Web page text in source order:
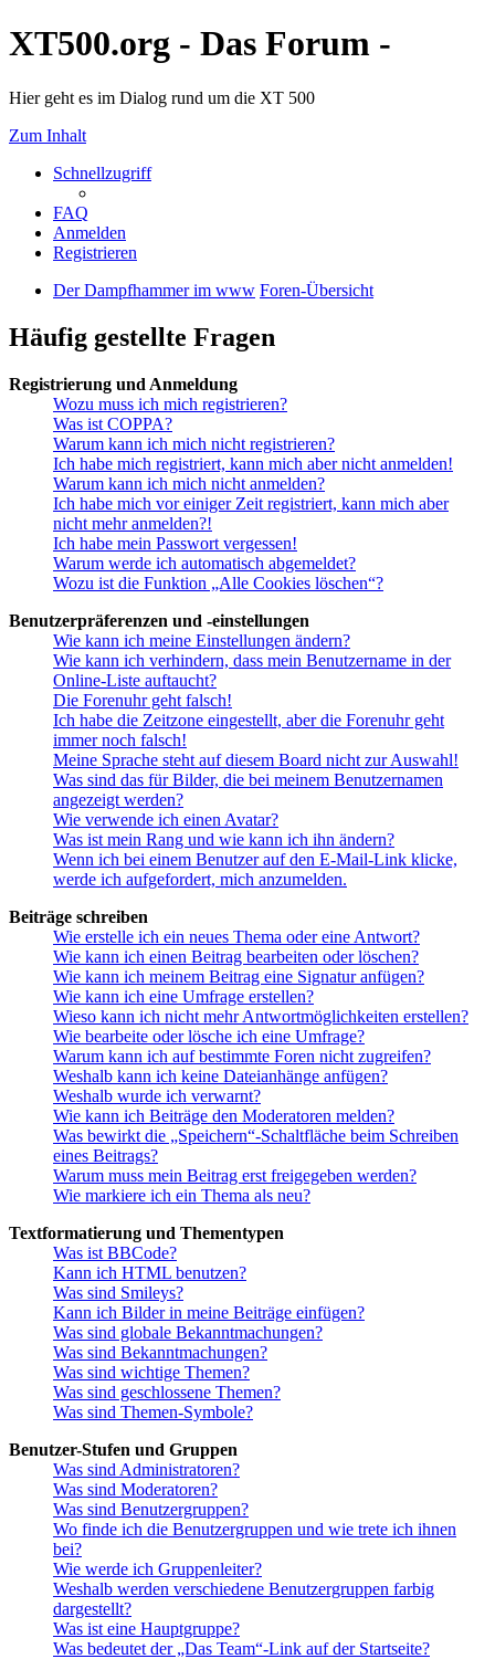
XT500.org - Das Forum -
Hier geht es im Dialog rund um die XT 500
Zum Inhalt
Schnellzugriff
FAQ
Anmelden
Registrieren
Der Dampfhammer im www Foren-Übersicht
Häufig gestellte Fragen
Registrierung und Anmeldung
Wozu muss ich mich registrieren?
Was ist COPPA?
Warum kann ich mich nicht registrieren?
Ich habe mich registriert, kann mich aber nicht anmelden!
Warum kann ich mich nicht anmelden?
Ich habe mich vor einiger Zeit registriert, kann mich aber
nicht mehr anmelden?!
Ich habe mein Passwort vergessen!
Warum werde ich automatisch abgemeldet?
Wozu ist die Funktion „Alle Cookies löschen“?
Benutzerpräferenzen und -einstellungen
Wie kann ich meine Einstellungen ändern?
Wie kann ich verhindern, dass mein Benutzername in der
Online-Liste auftaucht?
Die Forenuhr geht falsch!
Ich habe die Zeitzone eingestellt, aber die Forenuhr geht
immer noch falsch!
Meine Sprache steht auf diesem Board nicht zur Auswahl!
Was sind das für Bilder, die bei meinem Benutzernamen
angezeigt werden?
Wie verwende ich einen Avatar?
Was ist mein Rang und wie kann ich ihn ändern?
Wenn ich bei einem Benutzer auf den E-Mail-Link klicke,
werde ich aufgefordert, mich anzumelden.
Beiträge schreiben
Wie erstelle ich ein neues Thema oder eine Antwort?
Wie kann ich einen Beitrag bearbeiten oder löschen?
Wie kann ich meinem Beitrag eine Signatur anfügen?
Wie kann ich eine Umfrage erstellen?
Wieso kann ich nicht mehr Antwortmöglichkeiten erstellen?
Wie bearbeite oder lösche ich eine Umfrage?
Warum kann ich auf bestimmte Foren nicht zugreifen?
Weshalb kann ich keine Dateianhänge anfügen?
Weshalb wurde ich verwarnt?
Wie kann ich Beiträge den Moderatoren melden?
Was bewirkt die „Speichern“-Schaltfläche beim Schreiben
eines Beitrags?
Warum muss mein Beitrag erst freigegeben werden?
Wie markiere ich ein Thema als neu?
Textformatierung und Thementypen
Was ist BBCode?
Kann ich HTML benutzen?
Was sind Smileys?
Kann ich Bilder in meine Beiträge einfügen?
Was sind globale Bekanntmachungen?
Was sind Bekanntmachungen?
Was sind wichtige Themen?
Was sind geschlossene Themen?
Was sind Themen-Symbole?
Benutzer-Stufen und Gruppen
Was sind Administratoren?
Was sind Moderatoren?
Was sind Benutzergruppen?
Wo finde ich die Benutzergruppen und wie trete ich ihnen
bei?
Wie werde ich Gruppenleiter?
Weshalb werden verschiedene Benutzergruppen farbig
dargestellt?
Was ist eine Hauptgruppe?
Was bedeutet der „Das Team“-Link auf der Startseite?